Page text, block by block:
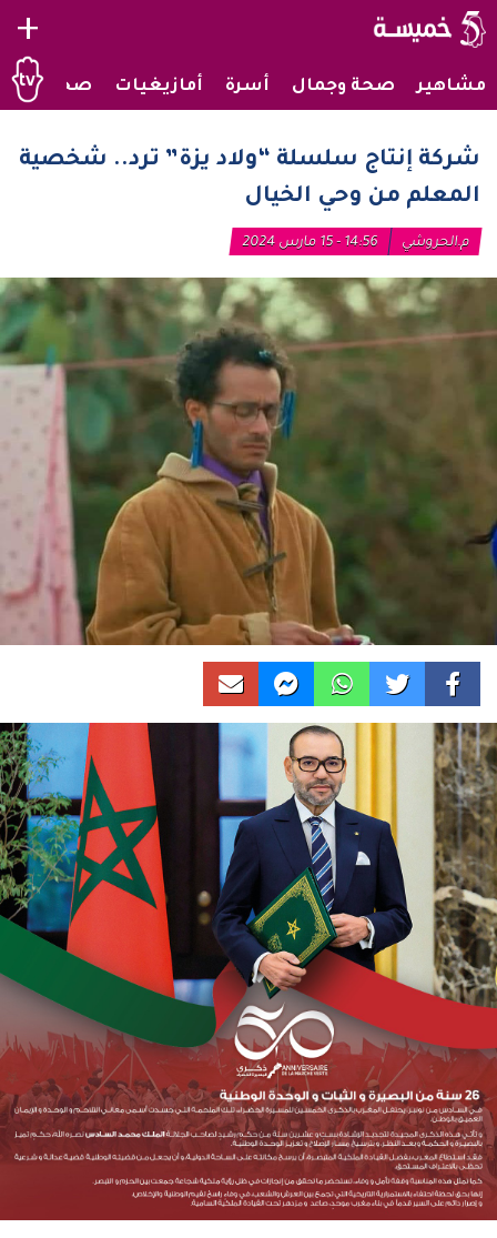
+
مشاهير صحة وجمال أسرة أمازيغيات صحراويات
شركة إنتاج سلسلة “ولاد يزة” ترد.. شخصية
المعلم من وحي الخيال
م.الحروشي 14:56 - 15 مارس 2024